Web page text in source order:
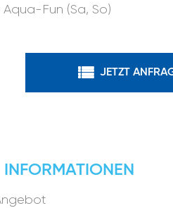
Aqua-Fun (Sa, So)
JETZT
INFORMATIONEN